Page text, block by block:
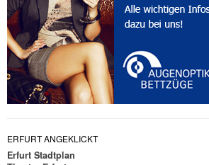
ERFURT ANGEKLICKT
Erfurt Stadtplan